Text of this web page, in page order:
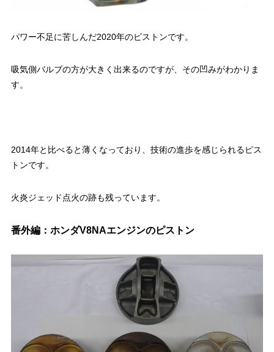
パワー不足に苦しんだ2020年のピストンです。
吸気側バルブの方が大きく出来るのですが、その凹みがわかりま
す。
2014年と比べると薄くなっており、技術の進歩を感じられるピス
トンです。
火炎ジェッド点火の跡も残っています。
番外編：ホンダV8NAエンジンのピストン